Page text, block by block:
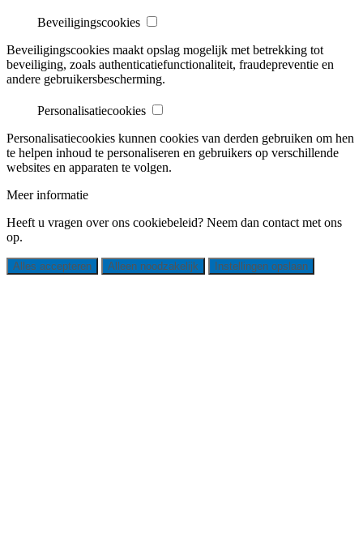
Beveiligingscookies
Beveiligingscookies maakt opslag mogelijk met betrekking tot
beveiliging, zoals authenticatiefunctionaliteit, fraudepreventie en
andere gebruikersbescherming.
Personalisatiecookies
Personalisatiecookies kunnen cookies van derden gebruiken om hen
te helpen inhoud te personaliseren en gebruikers op verschillende
websites en apparaten te volgen.
Meer informatie
Heeft u vragen over ons cookiebeleid? Neem dan contact met ons
op.
Alles accepteren Alleen noodzakelijk Instellingen opslaan